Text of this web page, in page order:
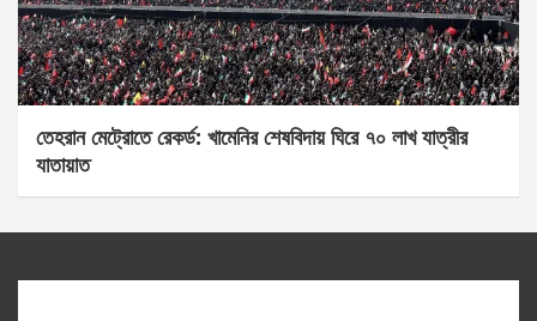
তেহরান মেট্রোতে রেকর্ড: খামেনির শেষবিদায় ঘিরে ৭০ লাখ যাত্রীর
যাতায়াত